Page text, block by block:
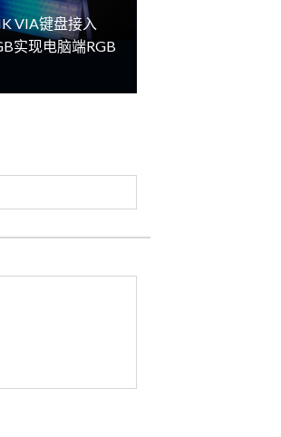
VIA键盘接入
实现电脑端RGB